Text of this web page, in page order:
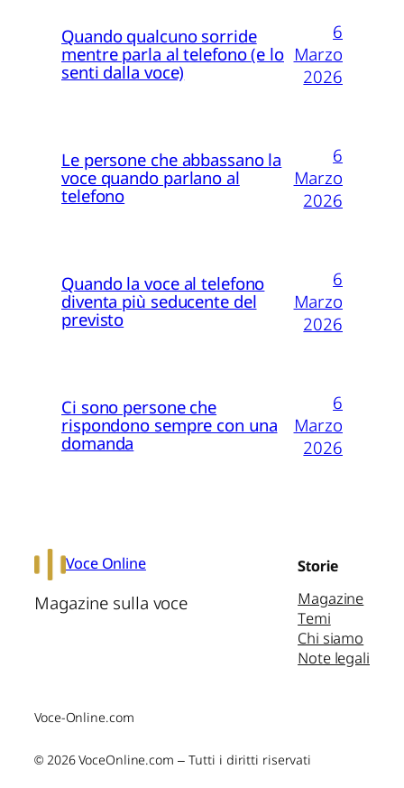
Quando qualcuno sorride
mentre parla al telefono (e lo
senti dalla voce)
6
Marzo
2026
Le persone che abbassano la
voce quando parlano al
telefono
6
Marzo
2026
Quando la voce al telefono
diventa più seducente del
previsto
6
Marzo
2026
Ci sono persone che
rispondono sempre con una
domanda
6
Marzo
2026
Voce Online
Magazine sulla voce
Storie
Magazine
Temi
Chi siamo
Note legali
Voce-Online.com
© 2026 VoceOnline.com – Tutti i diritti riservati